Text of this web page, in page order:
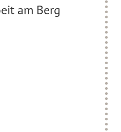
am Berg